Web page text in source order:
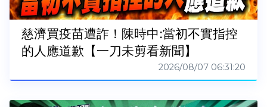
慈濟買疫苗遭詐！陳時中:當初不實指控
的人應道歉【一刀未剪看新聞】
2026/08/07 06:31:20